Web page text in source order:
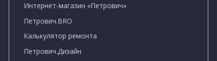
Интернет-магазин «Петрович»
Петрович.BRO
Калькулятор ремонта
Петрович.Дизайн